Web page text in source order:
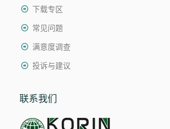
下载专区
常见问题
满意度调查
投诉与建议
联系我们